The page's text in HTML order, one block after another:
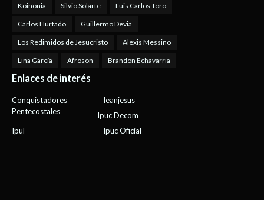
Koinonia Silvio Solarte Luis Carlos Toro
Carlos Hurtado Guillermo Devia
Los Redimidos de Jesucristo Alexis Messino
Lina García Afroson Brandon Echavarria
Enlaces de interés
Conquistadores
Pentecostales
Ieanjesus
Ipuc Decom
Ipuc Oficial
Ipul